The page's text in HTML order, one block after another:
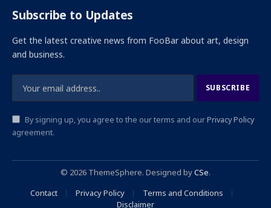
Subscribe to Updates
Get the latest creative news from FooBar about art, design
and business.
By signing up, you agree to the our terms and ourPrivacy Policy
agreement.
© 2026 ThemeSphere. Designed byCSe.
Contact
Privacy Policy
Terms and Conditions
Disclaimer